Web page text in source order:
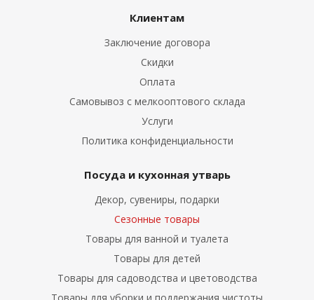
Клиентам
Заключение договора
Скидки
Оплата
Самовывоз с мелкооптового склада
Услуги
Политика конфиденциальности
Посуда и кухонная утварь
Декор, сувениры, подарки
Сезонные товары
Товары для ванной и туалета
Товары для детей
Товары для садоводства и цветоводства